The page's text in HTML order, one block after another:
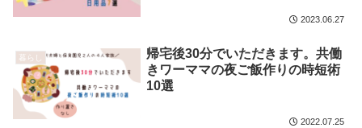
2023.06.27
暮らし
帰宅後30分でいただきます。共働
きワーママの夜ご飯作りの時短術
10選
2022.07.25